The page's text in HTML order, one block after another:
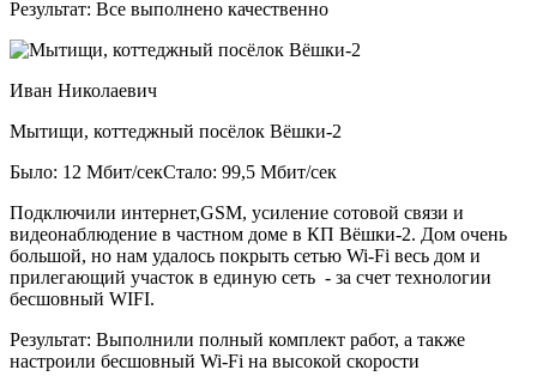
Результат: Все выполнено качественно
Иван Николаевич
Мытищи, коттеджный посёлок Вёшки-2
Было: 12 Мбит/секСтало: 99,5 Мбит/сек
Подключили интернет,GSM, усиление сотовой связи и
видеонаблюдение в частном доме в КП Вёшки-2. Дом очень
большой, но нам удалось покрыть сетью Wi-Fi весь дом и
прилегающий участок в единую сеть - за счет технологии
бесшовный WIFI.
Результат: Выполнили полный комплект работ, а также
настроили бесшовный Wi-Fi на высокой скорости